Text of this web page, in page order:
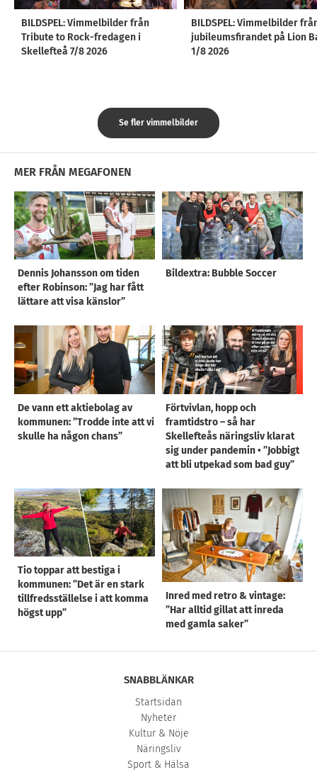
BILDSPEL: Vimmelbilder från
Tribute to Rock-fredagen i
Skellefteå 7/8 2026
BILDSPEL: Vimmelbilder
jubileumsfirandet på Lion
1/8 2026
Se fler vimmelbilder
MER FRÅN MEGAFONEN
Dennis Johansson om tiden
efter Robinson: ”Jag har fått
lättare att visa känslor”
Bildextra: Bubble Soccer
De vann ett aktiebolag av
kommunen: ”Trodde inte att vi
skulle ha någon chans”
Förtvivlan, hopp och
framtidstro – så har
Skellefteås näringsliv klarat
sig under pandemin • ”Jobbigt
att bli utpekad som bad guy”
Tio toppar att bestiga i
kommunen: ”Det är en stark
tillfredsställelse i att komma
högst upp”
Inred med retro & vintage:
”Har alltid gillat att inreda
med gamla saker”
SNABBLÄNKAR
Startsidan
Nyheter
Kultur & Nöje
Näringsliv
Sport & Hälsa